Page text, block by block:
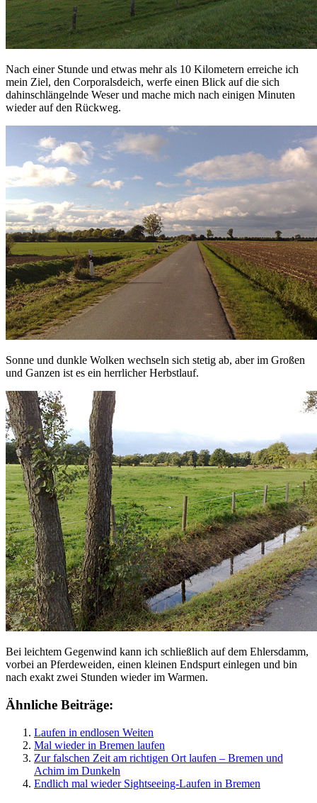
Nach einer Stunde und etwas mehr als 10 Kilometern erreiche ich
mein Ziel, den Corporalsdeich, werfe einen Blick auf die sich
dahinschlängelnde Weser und mache mich nach einigen Minuten
wieder auf den Rückweg.
Sonne und dunkle Wolken wechseln sich stetig ab, aber im Großen
und Ganzen ist es ein herrlicher Herbstlauf.
Bei leichtem Gegenwind kann ich schließlich auf dem Ehlersdamm,
vorbei an Pferdeweiden, einen kleinen Endspurt einlegen und bin
nach exakt zwei Stunden wieder im Warmen.
Ähnliche Beiträge:
Laufen in endlosen Weiten
Mal wieder in Bremen laufen
Zur falschen Zeit am richtigen Ort laufen – Bremen und
Achim im Dunkeln
Endlich mal wieder Sightseeing-Laufen in Bremen